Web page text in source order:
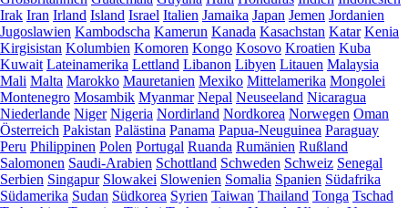
Irak Iran Irland Island Israel Italien Jamaika Japan Jemen Jordanien
Jugoslawien Kambodscha Kamerun Kanada Kasachstan Katar Kenia
Kirgisistan Kolumbien Komoren Kongo Kosovo Kroatien Kuba
Kuwait Lateinamerika Lettland Libanon Libyen Litauen Malaysia
Mali Malta Marokko Mauretanien Mexiko Mittelamerika Mongolei
Montenegro Mosambik Myanmar Nepal Neuseeland Nicaragua
Niederlande Niger Nigeria Nordirland Nordkorea Norwegen Oman
Österreich Pakistan Palästina Panama Papua-Neuguinea Paraguay
Peru Philippinen Polen Portugal Ruanda Rumänien Rußland
Salomonen Saudi-Arabien Schottland Schweden Schweiz Senegal
Serbien Singapur Slowakei Slowenien Somalia Spanien Südafrika
Südamerika Sudan Südkorea Syrien Taiwan Thailand Tonga Tschad